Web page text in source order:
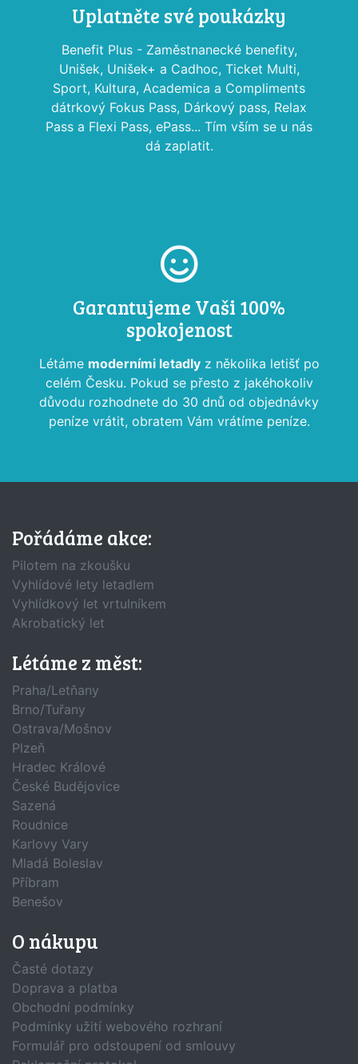
Uplatněte své poukázky
Benefit Plus - Zaměstnanecké benefity,
Unišek, Unišek+ a Cadhoc, Ticket Multi,
Sport, Kultura, Academica a Compliments
dátrkový Fokus Pass, Dárkový pass, Relax
Pass a Flexi Pass, ePass... Tím vším se u nás
dá zaplatit.
Garantujeme Vaši 100%
spokojenost
Létáme moderními letadlyz několika letišť po
celém Česku. Pokud se přesto z jakéhokoliv
důvodu rozhodnete do 30 dnů od objednávky
peníze vrátit, obratem Vám vrátíme peníze.
Pořádáme akce:
Pilotem na zkoušku
Vyhlídové lety letadlem
Vyhlídkový let vrtulníkem
Akrobatický let
Létáme z měst:
Praha/Letňany
Brno/Tuřany
Ostrava/Mošnov
Plzeň
Hradec Králové
České Budějovice
Sazená
Roudnice
Karlovy Vary
Mladá Boleslav
Příbram
Benešov
O nákupu
Časté dotazy
Doprava a platba
Obchodní podmínky
Podmínky užití webového rozhraní
Formulář pro odstoupení od smlouvy